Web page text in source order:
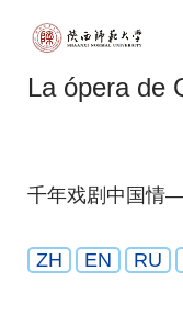
La ópera de
千年戏剧中国情
ZH EN RU